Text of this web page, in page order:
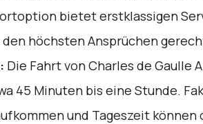
bietet erstklassigen
den höchsten Ansprüchen
Die Fahrt von Charles de Gaulle
45 Minuten bis eine Stunde.
und Tageszeit können